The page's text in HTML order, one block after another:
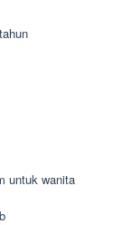
untuk wanita